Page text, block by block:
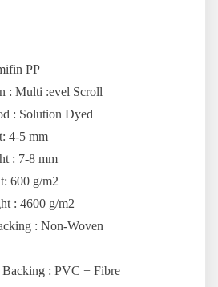
PP
: Multi :evel Scroll
: Solution Dyed
4-5 mm
: 7-8 mm
600 g/m2
: 4600 g/m2
: Non-Woven
Backing : PVC + Fibre